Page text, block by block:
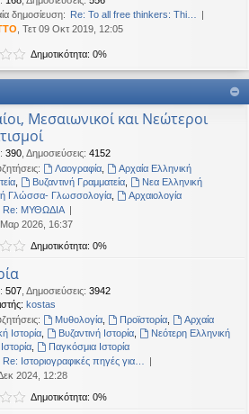
δημοσίευση: Re: To all free thinkers: Thi…
, Τετ 09 Οκτ 2019, 12:05
Δημοτικότητα: 0%
Μεσαιωνικοί και Νεώτεροι
: 390 Δημοσιεύσεις: 4152
Λαογραφία,
Αρχαία Ελληνική
Βυζαντινή Γραμματεία,
Νεα Ελληνική
Γλώσσα- Γλωσσολογία,
Αρχαιολογία
Re: ΜΥΘΩΔΙΑ
Μαρ 2026, 16:37
Δημοτικότητα: 0%
: 507 Δημοσιεύσεις: 3942
kostas
Μυθολογία, Προϊστορία,
Αρχαία
Ιστορία
Βυζαντινή Ιστορία,
Νεότερη Ελληνική
,
Παγκόσμια Ιστορία
Re: Ιστοριογραφικές πηγές για…
Δεκ 2024, 12:28
Δημοτικότητα: 0%